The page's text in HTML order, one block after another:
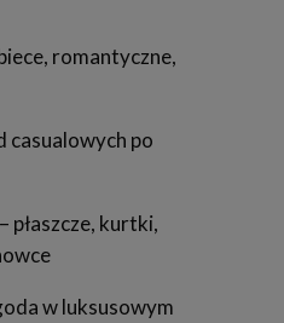
romantyczne,
casualowych po
płaszcze, kurtki,
w luksusowym